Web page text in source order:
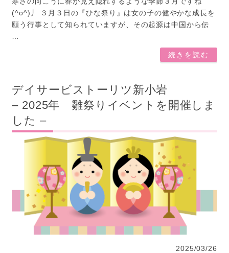
(^o^)丿 ３月３日の『ひな祭り』は女の子の健やかな成長を
願う行事として知られていますが、その起源は中国から伝
続きを読む
デイサービストーリツ新小岩
– 2025年 雛祭りイベントを開催しま
した –
2025/03/26